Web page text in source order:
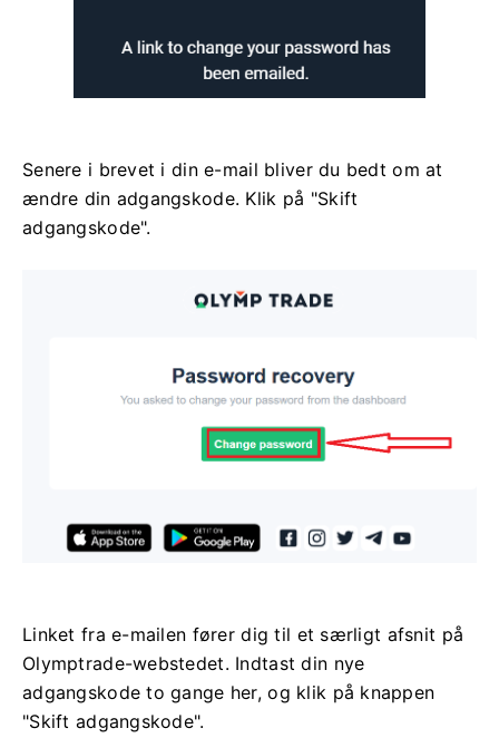
Senere i brevet i din e-mail bliver du bedt om at
ændre din adgangskode. Klik på "Skift
adgangskode".
Linket fra e-mailen fører dig til et særligt afsnit på
Olymptrade-webstedet. Indtast din nye
adgangskode to gange her, og klik på knappen
"Skift adgangskode".